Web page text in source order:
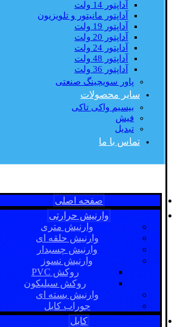
آداپتور 14 ولت
آداپتور مانیتور و تلویزیون
آداپتور 19 ولت
آداپتور 20 ولت
آداپتور 24 ولت
آداپتور 48 ولت
آداپتور 36 ولت
پاور سویچینگ صنعتی
سایر محصولات
بیسیم واکی تاکی
فیش
تبدیل
تماس با ما
صفحه اصلی
وارنیش حرارتی
وارنیش متری
وارنیش حلقه ای
وارنیش چسبدار
وارنیش نسوز
روکش PVC
روکش سیلیکون
وارنیش بسته ای
جوراب کابل
کابل